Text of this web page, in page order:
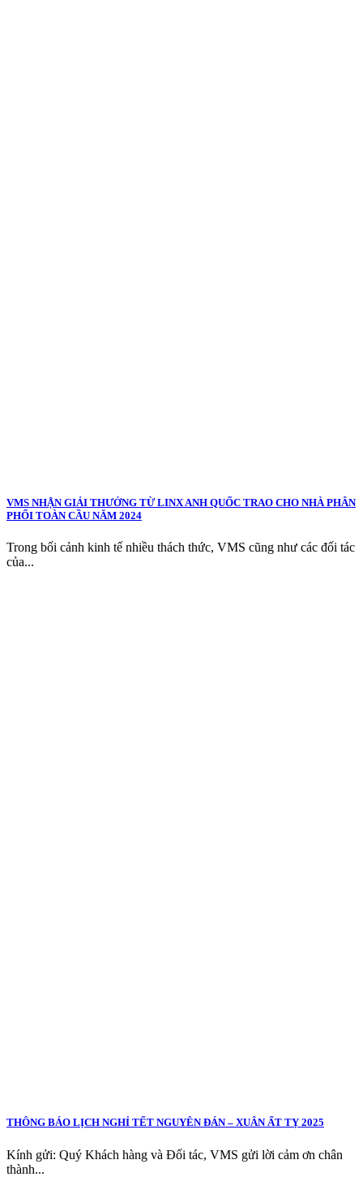
VMS NHẬN GIẢI THƯỞNG TỪ LINX ANH QUỐC TRAO CHO NHÀ PHÂN
PHỐI TOÀN CẦU NĂM 2024
Trong bối cảnh kinh tế nhiều thách thức, VMS cũng như các đối tác
của...
THÔNG BÁO LỊCH NGHỈ TẾT NGUYÊN ĐÁN – XUÂN ẤT TỴ 2025
Kính gửi: Quý Khách hàng và Đối tác, VMS gửi lời cảm ơn chân
thành...